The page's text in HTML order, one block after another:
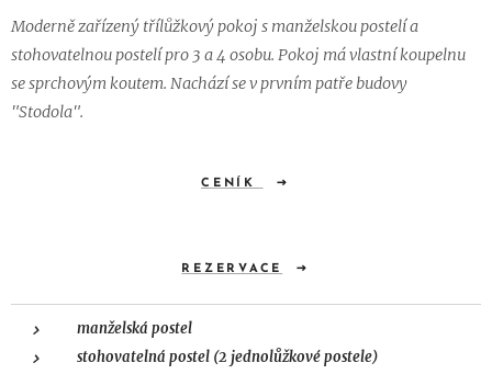
Moderně zařízený třílůžkový pokoj s manželskou postelí a
stohovatelnou postelí pro 3 a 4 osobu. Pokoj má vlastní koupelnu
se sprchovým koutem. Nachází se v prvním patře budovy
"Stodola".
CENÍK
REZERVACE
manželská postel
stohovatelná postel (2 jednolůžkové postele)